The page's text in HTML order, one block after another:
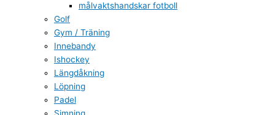
målvaktshandskar fotboll
Golf
Gym / Träning
Innebandy
Ishockey
Längdåkning
Löpning
Padel